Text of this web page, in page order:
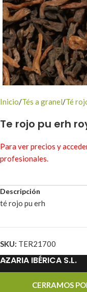
Inicio Tés a granel Té
Te rojo pu erh
Para ver precios y
profesionales.
Descripción
té rojo pu erh
SKU: TER21700
AZARIA IBÉRICA S.L.
PROMOCIONES
CERRAMOS